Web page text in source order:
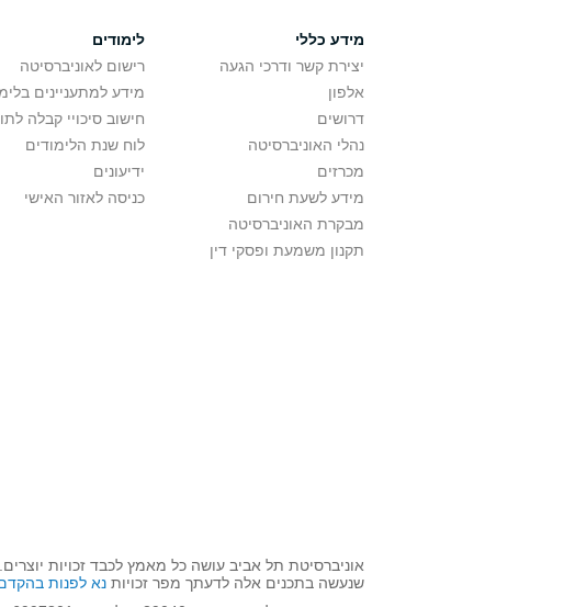
מידע כללי
יצירת קשר ודרכי הגעה
אלפון
דרושים
נהלי האוניברסיטה
מכרזים
מידע לשעת חירום
מבקרת האוניברסיטה
תקנון משמעת ופסקי דין
לימודים
רישום לאוניברסיטה
מידע למתעניינים
חישוב סיכויי קבלה
לוח שנת הלימודים
ידיעונים
כניסה לאזור האישי
אוניברסיטת תל אביב עושה כל מאמץ לכבד זכויות
שנעשה בתכנים אלה לדעתך מפר זכויות נא לפנות